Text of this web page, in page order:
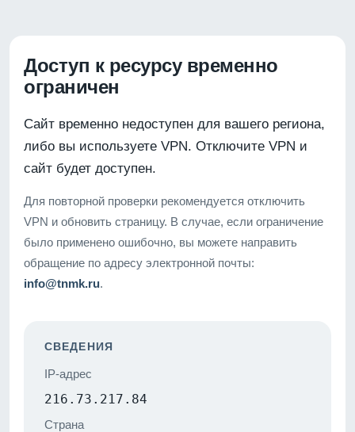
Доступ к ресурсу временно
ограничен
Сайт временно недоступен для вашего региона,
либо вы используете VPN. Отключите VPN и
сайт будет доступен.
Для повторной проверки рекомендуется отключить
VPN и обновить страницу. В случае, если ограничение
было применено ошибочно, вы можете направить
обращение по адресу электронной почты:
info@tnmk.ru.
СВЕДЕНИЯ
IP-адрес
216.73.217.84
Страна